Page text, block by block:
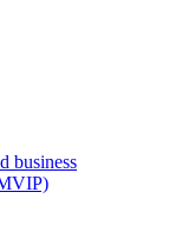
business